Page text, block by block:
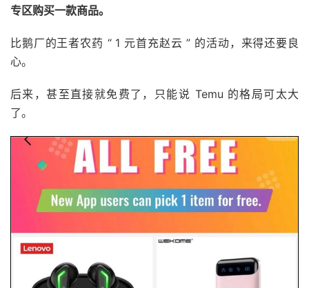
专区购买一款商品。
比鹅厂的王者农药 “ 1 元首充赵云 ” 的活动，来得还要良
心。
后来，甚至直接就免费了，只能说 Temu 的格局可太大
了。